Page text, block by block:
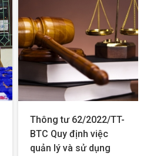
Thông tư 62/2022/TT-
BTC Quy định việc
quản lý và sử dụng